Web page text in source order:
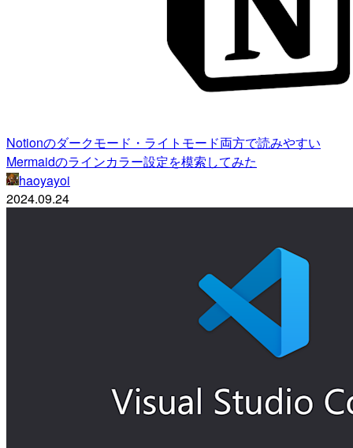
Notionのダークモード・ライトモード両方で読みやすい
Mermaidのラインカラー設定を模索してみた
haoyayoi
2024.09.24